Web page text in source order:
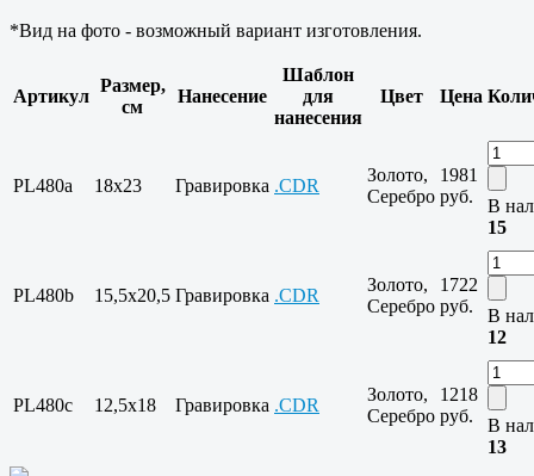
*Вид на фото - возможный вариант изготовления.
Артикул
Размер,
см
Нанесение
Шаблон
для
нанесения
Цвет Цена
PL480a 18x23 Гравировка .CDR
Золото,
Серебро
1981
руб.
В
15
PL480b 15,5x20,5 Гравировка .CDR
Золото,
Серебро
1722
руб.
В
12
PL480c 12,5x18 Гравировка .CDR
Золото,
Серебро
1218
руб.
В
13